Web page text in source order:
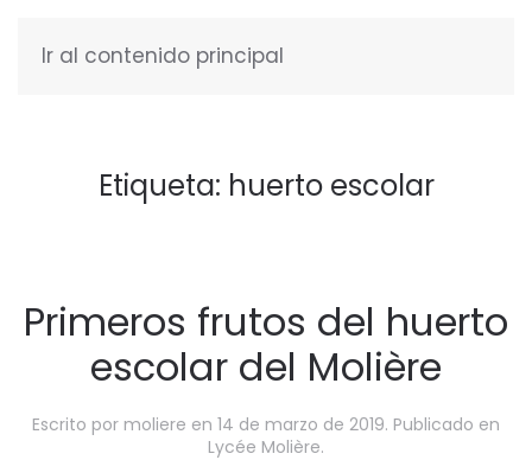
Ir al contenido principal
Etiqueta: huerto escolar
Primeros frutos del huerto
escolar del Molière
Escrito por moliere en 14 de marzo de 2019. Publicado en
Lycée Molière.